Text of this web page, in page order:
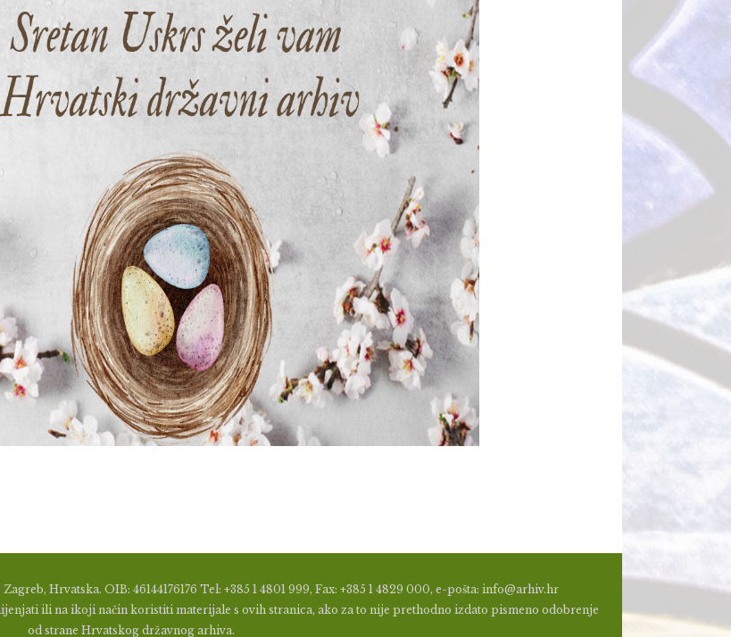
Hrvatska. OIB: 46144176176 Tel: +385 1 4801 999, Fax: +385 1 4829 000, e-pošta: info@arhiv.hr
ili na ikoji način koristiti materijale s ovih stranica, ako za to nije prethodno izdato pismeno odobrenje
od strane Hrvatskog državnog arhiva.